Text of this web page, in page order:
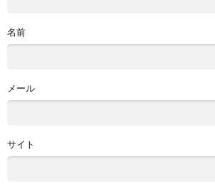
名前
メール
サイト